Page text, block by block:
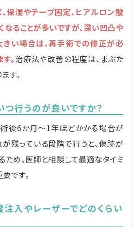
保湿やテープ固定、ヒアルロン酸
ることが多いですが、深い凹凸や
い場合は、再手術での修正が必
。治療法や改善の程度は、まぶた
す。
行うのが良いですか？
後6か月～1年ほどかかる場合が
が残っている段階で行うと、傷跡が
め、医師と相談して最適なタイミ
です。
入やレーザーでどのくらい